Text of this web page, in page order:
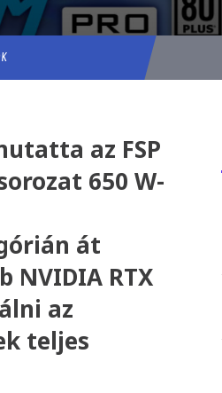
az FSP
650 W-
át
NVIDIA RTX
az
teljes